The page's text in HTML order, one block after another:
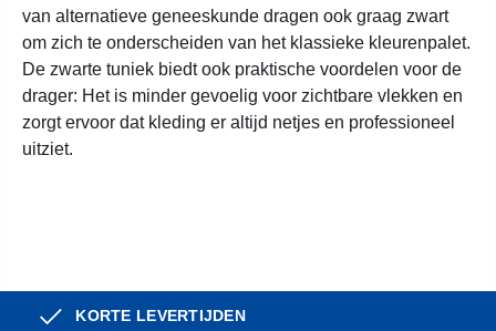
van alternatieve geneeskunde dragen ook graag zwart
om zich te onderscheiden van het klassieke kleurenpalet.
De zwarte tuniek biedt ook praktische voordelen voor de
drager: Het is minder gevoelig voor zichtbare vlekken en
zorgt ervoor dat kleding er altijd netjes en professioneel
uitziet.
KORTE LEVERTIJDEN